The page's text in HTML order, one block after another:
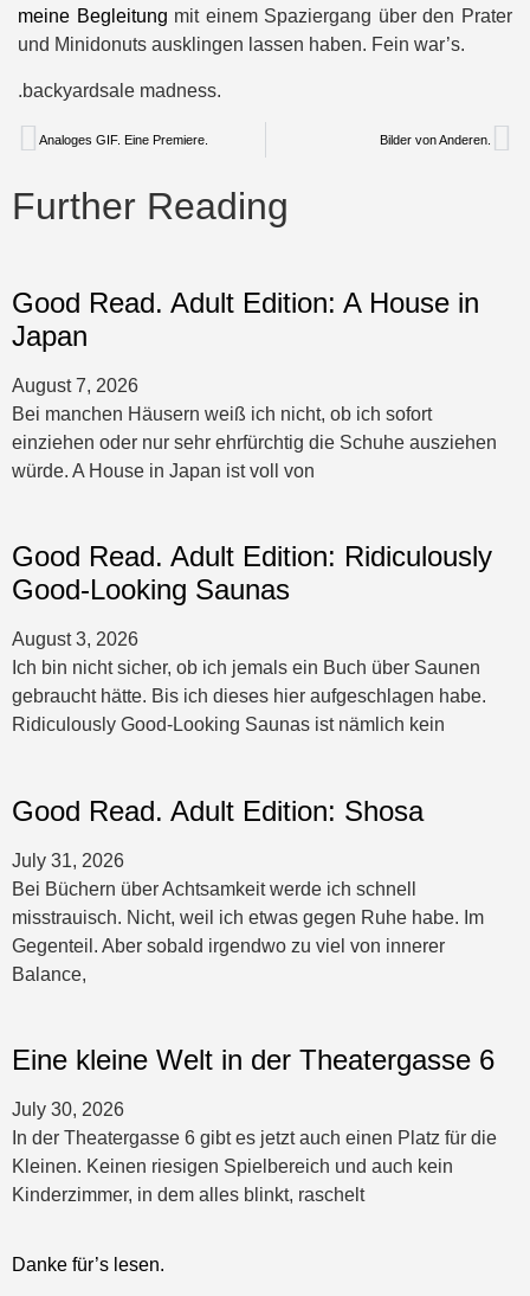
meine Begleitung mit einem Spaziergang über den Prater
und Minidonuts ausklingen lassen haben. Fein war’s.
.backyardsale madness.
Analoges GIF. Eine Premiere. Bilder von Anderen.
Further Reading
Good Read. Adult Edition: A House in
Japan
August 7, 2026
Bei manchen Häusern weiß ich nicht, ob ich sofort
einziehen oder nur sehr ehrfürchtig die Schuhe ausziehen
würde. A House in Japan ist voll von
Good Read. Adult Edition: Ridiculously
Good-Looking Saunas
August 3, 2026
Ich bin nicht sicher, ob ich jemals ein Buch über Saunen
gebraucht hätte. Bis ich dieses hier aufgeschlagen habe.
Ridiculously Good-Looking Saunas ist nämlich kein
Good Read. Adult Edition: Shosa
July 31, 2026
Bei Büchern über Achtsamkeit werde ich schnell
misstrauisch. Nicht, weil ich etwas gegen Ruhe habe. Im
Gegenteil. Aber sobald irgendwo zu viel von innerer
Balance,
Eine kleine Welt in der Theatergasse 6
July 30, 2026
In der Theatergasse 6 gibt es jetzt auch einen Platz für die
Kleinen. Keinen riesigen Spielbereich und auch kein
Kinderzimmer, in dem alles blinkt, raschelt
Danke für’s lesen.